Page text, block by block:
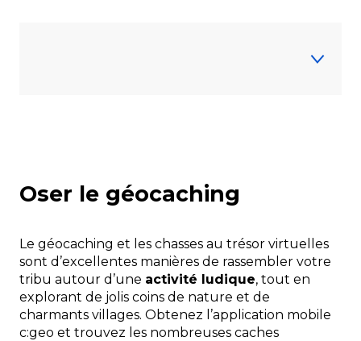
Les expositions gratuites
Les balades à pied ou à vélo
Les parcs et jardins
Oser le géocaching
Le géocaching et les chasses au trésor virtuelles
sont d’excellentes manières de rassembler votre
tribu autour d’une activité ludique, tout en
explorant de jolis coins de nature et de
charmants villages. Obtenez l’application mobile
c:geo et trouvez les nombreuses caches